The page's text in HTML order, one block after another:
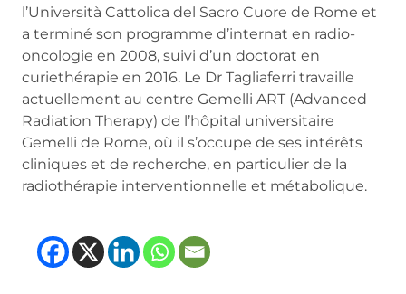
l’Università Cattolica del Sacro Cuore de Rome et
a terminé son programme d’internat en radio-
oncologie en 2008, suivi d’un doctorat en
curiethérapie en 2016. Le Dr Tagliaferri travaille
actuellement au centre Gemelli ART (Advanced
Radiation Therapy) de l’hôpital universitaire
Gemelli de Rome, où il s’occupe de ses intérêts
cliniques et de recherche, en particulier de la
radiothérapie interventionnelle et métabolique.
(opens in new tab)
(opens in new tab)
(opens in new
(opens in new